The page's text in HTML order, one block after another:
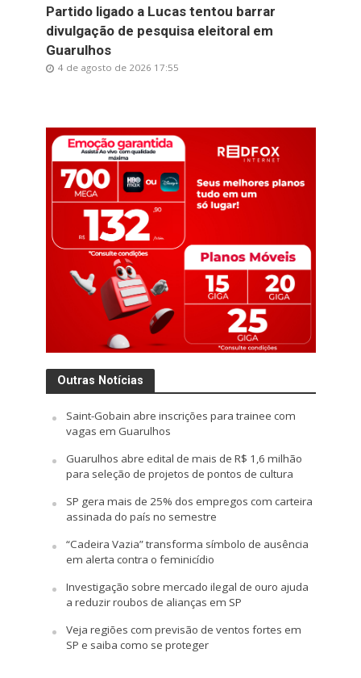
Partido ligado a Lucas tentou barrar
divulgação de pesquisa eleitoral em
Guarulhos
4 de agosto de 2026 17:55
Outras Notícias
Saint-Gobain abre inscrições para trainee com
vagas em Guarulhos
Guarulhos abre edital de mais de R$ 1,6 milhão
para seleção de projetos de pontos de cultura
SP gera mais de 25% dos empregos com carteira
assinada do país no semestre
“Cadeira Vazia” transforma símbolo de ausência
em alerta contra o feminicídio
Investigação sobre mercado ilegal de ouro ajuda
a reduzir roubos de alianças em SP
Veja regiões com previsão de ventos fortes em
SP e saiba como se proteger